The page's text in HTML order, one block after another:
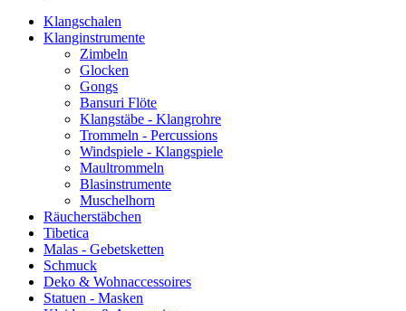
Klangschalen
Klanginstrumente
Zimbeln
Glocken
Gongs
Bansuri Flöte
Klangstäbe - Klangrohre
Trommeln - Percussions
Windspiele - Klangspiele
Maultrommeln
Blasinstrumente
Muschelhorn
Räucherstäbchen
Tibetica
Malas - Gebetsketten
Schmuck
Deko & Wohnaccessoires
Statuen - Masken